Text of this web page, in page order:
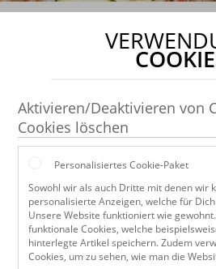
Aktivieren/Deaktivieren von
Cookies löschen
Personalisiertes Cookie-Paket
Sowohl wir als auch Dritte mit denen wir
personalisierte Anzeigen, welche für
Unsere Website funktioniert wie
funktionale Cookies, welche
hinterlegte Artikel speichern. Zudem
Cookies, um zu sehen, wie man die